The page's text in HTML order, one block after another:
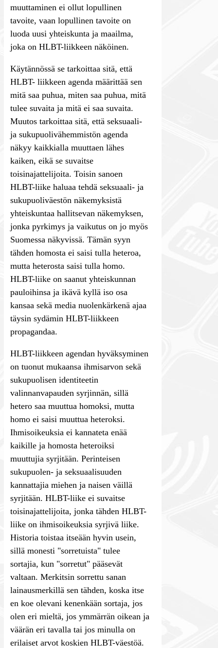
muuttaminen ei ollut lopullinen
tavoite, vaan lopullinen tavoite on
luoda uusi yhteiskunta ja maailma,
joka on HLBT-liikkeen näköinen.
Käytännössä se tarkoittaa sitä, että
HLBT- liikkeen agenda määrittää sen
mitä saa puhua, miten saa puhua, mitä
tulee suvaita ja mitä ei saa suvaita.
Muutos tarkoittaa sitä, että seksuaali-
ja sukupuolivähemmistön agenda
näkyy kaikkialla muuttaen lähes
kaiken, eikä se suvaitse
toisinajattelijoita. Toisin sanoen
HLBT-liike haluaa tehdä seksuaali- ja
sukupuoliväestön näkemyksistä
yhteiskuntaa hallitsevan näkemyksen,
jonka pyrkimys ja vaikutus on jo myös
Suomessa näkyvissä. Tämän syyn
tähden homosta ei saisi tulla heteroa,
mutta heterosta saisi tulla homo.
HLBT-liike on saanut yhteiskunnan
pauloihinsa ja ikävä kyllä iso osa
kansaa sekä media nuolenkärkenä ajaa
täysin sydämin HLBT-liikkeen
propagandaa.
HLBT-liikkeen agendan hyväksyminen
on tuonut mukaansa ihmisarvon sekä
sukupuolisen identiteetin
valinnanvapauden syrjinnän, sillä
hetero saa muuttua homoksi, mutta
homo ei saisi muuttua heteroksi.
Ihmisoikeuksia ei kannateta enää
kaikille ja homosta heteroiksi
muuttujia syrjitään. Perinteisen
sukupuolen- ja seksuaalisuuden
kannattajia miehen ja naisen väillä
syrjitään. HLBT-liike ei suvaitse
toisinajattelijoita, jonka tähden HLBT-
liike on ihmisoikeuksia syrjivä liike.
Historia toistaa itseään hyvin usein,
sillä monesti "sorretuista" tulee
sortajia, kun "sorretut" pääsevät
valtaan. Merkitsin sorrettu sanan
lainausmerkillä sen tähden, koska itse
en koe olevani kenenkään sortaja, jos
olen eri mieltä, jos ymmärrän oikean ja
väärän eri tavalla tai jos minulla on
erilaiset arvot koskien HLBT-väestöä.